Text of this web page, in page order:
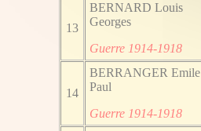
13
BERNARD Louis
Georges
Guerre 1914-1918
14
BERRANGER Emile
Paul
Guerre 1914-1918